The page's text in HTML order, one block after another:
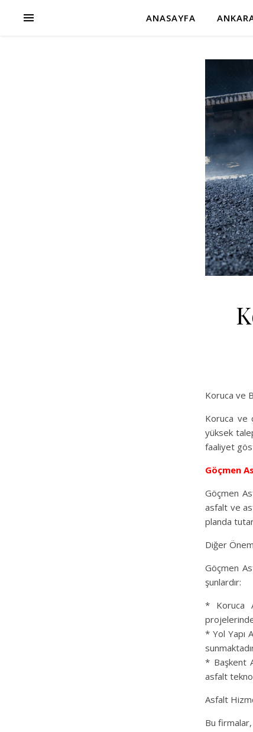
ANASAYFA
Koruca ve
Koruca ve
yüksek
faaliyet
Göçmen
Göçmen
asfalt ve
planda
Diğer
Göçmen
şunlardır:
* Koruca
projelerinde
* Yol Yapı
* Başkent
asfalt
Asfalt
Bu